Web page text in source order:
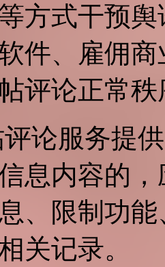
方式干预
件、雇佣
评论正常
论服务提
息内容的
、限制功
关记录。